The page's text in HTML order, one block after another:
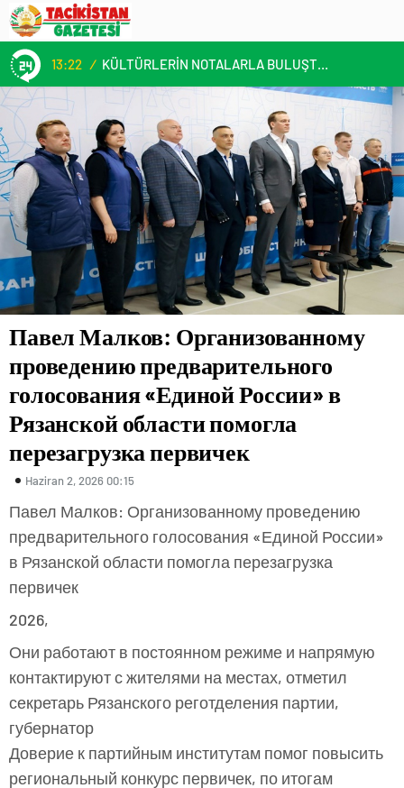
13:22 / KÜLTÜRLERİN NOTALARLA BULUŞTUĞU YER: MİMOZA’M KAFE’DE DOSTLUK RÜZGARI!
России» в Рязанской области помогла
перезагрузка первичек
Павел Малков: Организованному
проведению предварительного
голосования «Единой России» в
Рязанской области помогла
перезагрузка первичек
Haziran 2, 2026 00:15
Павел Малков: Организованному проведению
предварительного голосования «Единой России»
в Рязанской области помогла перезагрузка
первичек
2026,
Они работают в постоянном режиме и напрямую
контактируют с жителями на местах, отметил
секретарь Рязанского реготделения партии,
губернатор
Доверие к партийным институтам помог повысить
региональный конкурс первичек, по итогам